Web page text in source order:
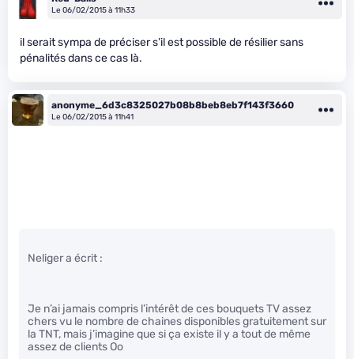
Le 06/02/2015 à 11h33
il serait sympa de préciser s’il est possible de résilier sans
pénalités dans ce cas là.
anonyme_6d3c8325027b08b8beb8eb7f143f3660
Le 06/02/2015 à 11h41
Neliger a écrit :
Je n’ai jamais compris l’intérêt de ces bouquets TV assez
chers vu le nombre de chaines disponibles gratuitement sur
la TNT, mais j’imagine que si ça existe il y a tout de même
assez de clients Oo